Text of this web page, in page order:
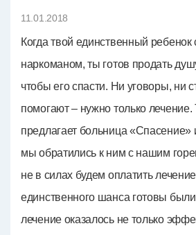
11.01.2018
Когда твой единственный ребенок
наркоманом, ты готов продать
чтобы его спасти. Ни уговоры, ни
помогают – нужно только лечение.
предлагает больница «Спасение»
мы обратились к ним с нашим
не в силах будем оплатить
единственного шанса готовы
лечение оказалось не только